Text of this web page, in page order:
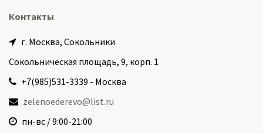
Контакты
г. Москва, Сокольники
Сокольническая площадь, 9, корп. 1
+7(985)531-3339 - Москва
zelenoederevo@list.ru
пн-вс / 9:00-21:00